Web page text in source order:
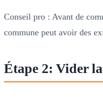
Conseil pro : Avant de
commune peut avoir des
Étape 2: Vider